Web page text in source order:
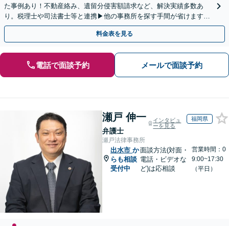
た事例あり！不動産絡み、遺留分侵害額請求など、解決実績多数あ
り。税理士や司法書士等と連携▶他の事務所を探す手間が省けます！
不動産会社と連携し無料査定&財産調査も◎
料金表を見る
電話で面談予約 メールで面談予約
瀬戸 伸一
弁護士
インタビュ
ーを見る
福岡県
瀬戸法律事務所
出水市 か
らも相談
受付中
面談方法(対面・
電話・ビデオな
ど)は応相談
営業時間：0
9:00~17:30
（平日）